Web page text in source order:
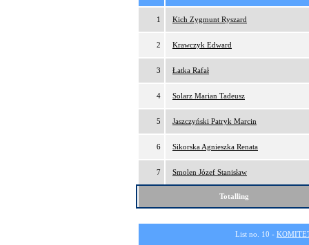
1 Kich Zygmunt Ryszard
2 Krawczyk Edward
3 Łatka Rafał
4 Solarz Marian Tadeusz
5 Jaszczyński Patryk Marcin
6 Sikorska Agnieszka Renata
7 Smolen Józef Stanisław
Totalling
List no. 10 -